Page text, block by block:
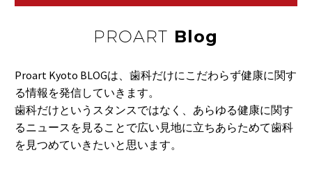
なかなか治らない口臭
22 8月 2021
玉ねぎの成分
玉ねぎには、血圧や血
糖値の上昇を抑えた
り…
11 6月 2020
PROART Blog
Proart Kyoto BLOGは、歯科だけにこだわらず健康に関す
る情報を発信していきます。
歯科だけというスタンスではなく、あらゆる健康に関す
るニュースを見ることで広い見地に立ちあらためて歯科
を見つめていきたいと思います。